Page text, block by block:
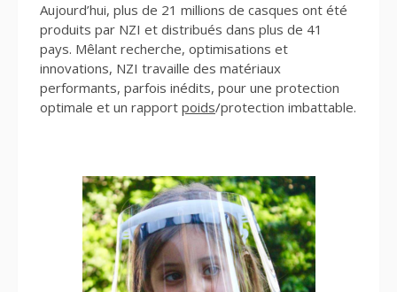
Aujourd’hui, plus de 21 millions de casques ont été
produits par NZI et distribués dans plus de 41
pays. Mêlant recherche, optimisations et
innovations, NZI travaille des matériaux
performants, parfois inédits, pour une protection
optimale et un rapport poids/protection imbattable.